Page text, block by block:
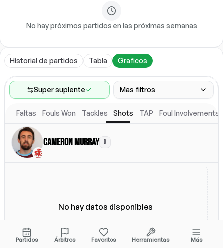
No hay próximos partidos en las próximas semanas
Historial de partidos Tabla Graficos
Super suplente Mas filtros
Rango de partidos
Ultimos 60 partidos
Competiciones
Ligas(3
Faltas Fouls Won Tackles Shots TAP Foul Involvements
Cameron Murray D
No hay datos disponibles
Partidos Árbitros Favoritos Herramientas Más